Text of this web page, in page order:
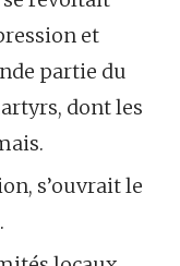
et
partie du
dont les
s’ouvrait le